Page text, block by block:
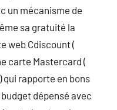
un mécanisme de
sa gratuité la
web Cdiscount (
carte Mastercard (
qui rapporte en bons
budget dépensé avec